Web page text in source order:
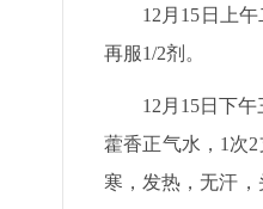
12月15日上
再服1/2剂。
12月15日下
藿香正气水，1次
寒，发热，无汗